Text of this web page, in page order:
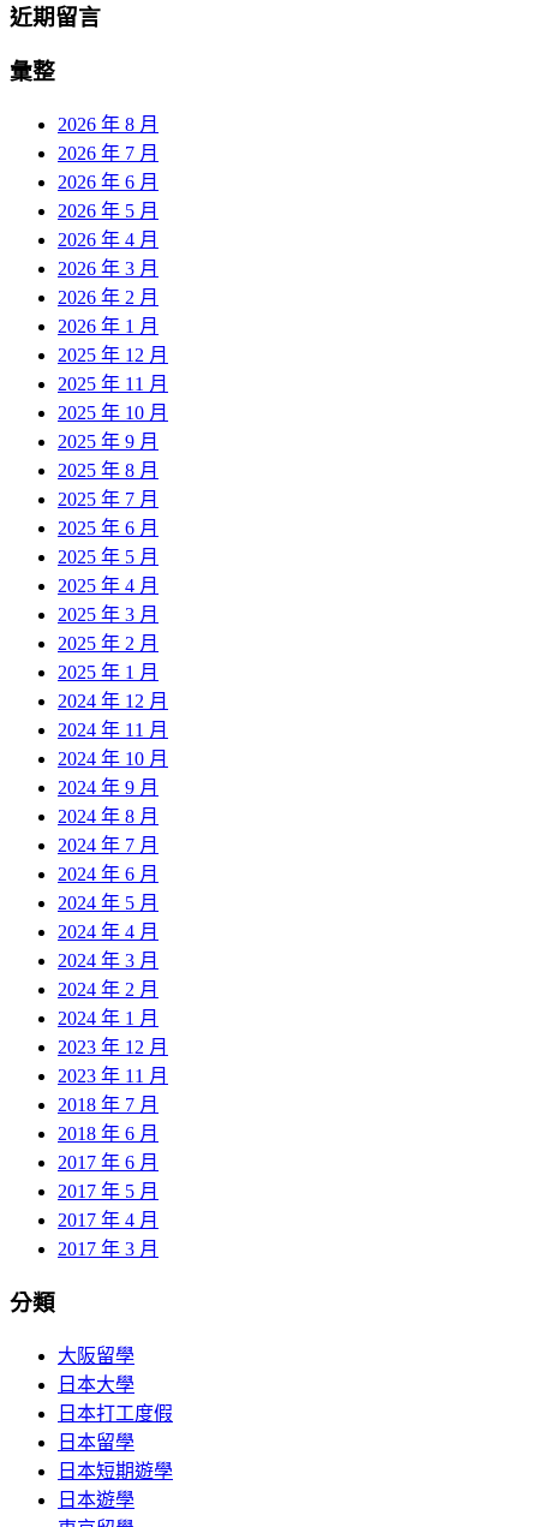
近期留言
彙整
2026 年 8 月
2026 年 7 月
2026 年 6 月
2026 年 5 月
2026 年 4 月
2026 年 3 月
2026 年 2 月
2026 年 1 月
2025 年 12 月
2025 年 11 月
2025 年 10 月
2025 年 9 月
2025 年 8 月
2025 年 7 月
2025 年 6 月
2025 年 5 月
2025 年 4 月
2025 年 3 月
2025 年 2 月
2025 年 1 月
2024 年 12 月
2024 年 11 月
2024 年 10 月
2024 年 9 月
2024 年 8 月
2024 年 7 月
2024 年 6 月
2024 年 5 月
2024 年 4 月
2024 年 3 月
2024 年 2 月
2024 年 1 月
2023 年 12 月
2023 年 11 月
2018 年 7 月
2018 年 6 月
2017 年 6 月
2017 年 5 月
2017 年 4 月
2017 年 3 月
分類
大阪留學
日本大學
日本打工度假
日本留學
日本短期遊學
日本遊學